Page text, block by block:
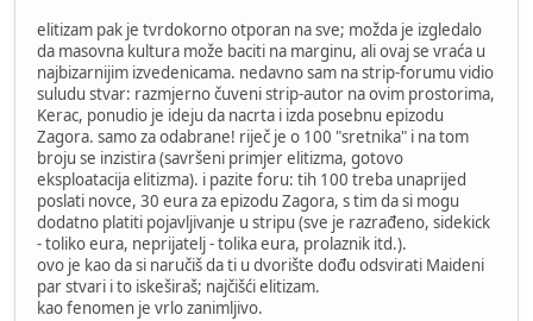
elitizam pak je tvrdokorno otporan na sve; možda je izgledalo
da masovna kultura može baciti na marginu, ali ovaj se vraća u
najbizarnijim izvedenicama. nedavno sam na strip-forumu vidio
suludu stvar: razmjerno čuveni strip-autor na ovim prostorima,
Kerac, ponudio je ideju da nacrta i izda posebnu epizodu
Zagora. samo za odabrane! riječ je o 100 "sretnika" i na tom
broju se inzistira (savršeni primjer elitizma, gotovo
eksploatacija elitizma). i pazite foru: tih 100 treba unaprijed
poslati novce, 30 eura za epizodu Zagora, s tim da si mogu
dodatno platiti pojavljivanje u stripu (sve je razrađeno, sidekick
- toliko eura, neprijatelj - tolika eura, prolaznik itd.).
ovo je kao da si naručiš da ti u dvorište dođu odsvirati Maideni
par stvari i to iskeširaš; najčišći elitizam.
kao fenomen je vrlo zanimljivo.